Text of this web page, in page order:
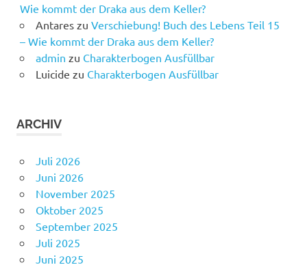
Wie kommt der Draka aus dem Keller?
Antareszu Verschiebung! Buch des Lebens Teil 15
– Wie kommt der Draka aus dem Keller?
admin zu Charakterbogen Ausfüllbar
Luicide zu Charakterbogen Ausfüllbar
ARCHIV
Juli 2026
Juni 2026
November 2025
Oktober 2025
September 2025
Juli 2025
Juni 2025